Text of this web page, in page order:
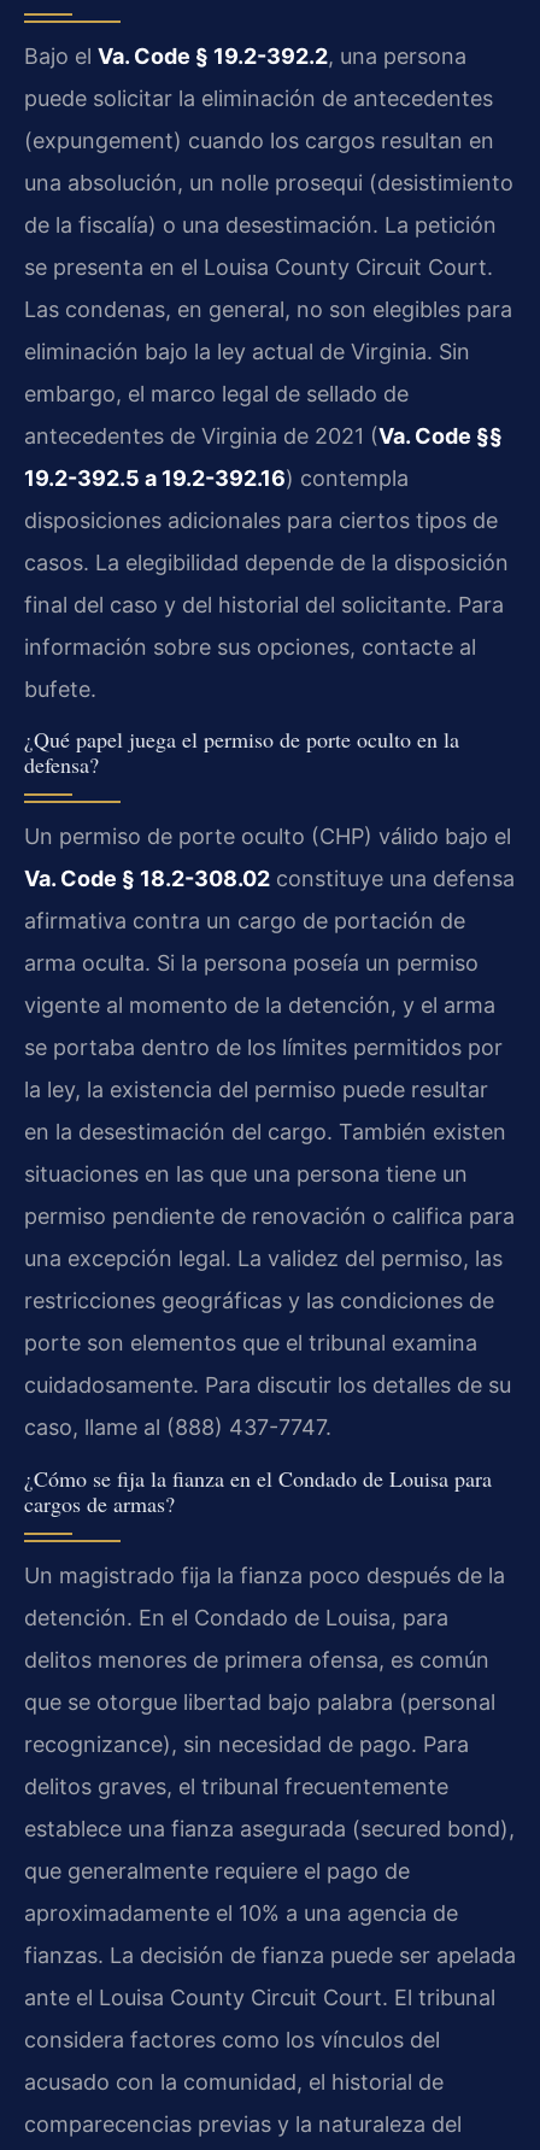
Bajo el Va. Code § 19.2-392.2, una persona
puede solicitar la eliminación de antecedentes
(expungement) cuando los cargos resultan en
una absolución, un nolle prosequi (desistimiento
de la fiscalía) o una desestimación. La petición
se presenta en el Louisa County Circuit Court.
Las condenas, en general, no son elegibles para
eliminación bajo la ley actual de Virginia. Sin
embargo, el marco legal de sellado de
antecedentes de Virginia de 2021 (Va. Code §§
19.2-392.5 a 19.2-392.16) contempla
disposiciones adicionales para ciertos tipos de
casos. La elegibilidad depende de la disposición
final del caso y del historial del solicitante. Para
información sobre sus opciones, contacte al
bufete.
¿Qué papel juega el permiso de porte oculto en la
defensa?
Un permiso de porte oculto (CHP) válido bajo el
Va. Code § 18.2-308.02 constituye una defensa
afirmativa contra un cargo de portación de
arma oculta. Si la persona poseía un permiso
vigente al momento de la detención, y el arma
se portaba dentro de los límites permitidos por
la ley, la existencia del permiso puede resultar
en la desestimación del cargo. También existen
situaciones en las que una persona tiene un
permiso pendiente de renovación o califica para
una excepción legal. La validez del permiso, las
restricciones geográficas y las condiciones de
porte son elementos que el tribunal examina
cuidadosamente. Para discutir los detalles de su
caso, llame al (888) 437-7747.
¿Cómo se fija la fianza en el Condado de Louisa para
cargos de armas?
Un magistrado fija la fianza poco después de la
detención. En el Condado de Louisa, para
delitos menores de primera ofensa, es común
que se otorgue libertad bajo palabra (personal
recognizance), sin necesidad de pago. Para
delitos graves, el tribunal frecuentemente
establece una fianza asegurada (secured bond),
que generalmente requiere el pago de
aproximadamente el 10% a una agencia de
fianzas. La decisión de fianza puede ser apelada
ante el Louisa County Circuit Court. El tribunal
considera factores como los vínculos del
acusado con la comunidad, el historial de
comparecencias previas y la naturaleza del